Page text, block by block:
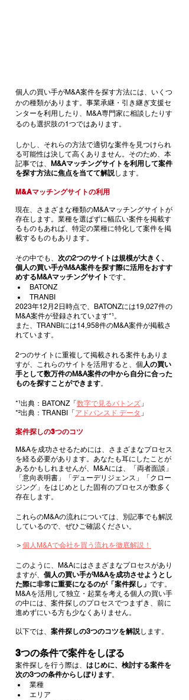
個人の買い手がM&A案件を探す方法には、いくつ
かの種類があります。事業承継・引き継ぎ支援セ
ンターを利用したり、M&A専門家に相談したりす
るのも選択肢の1つではあります。
しかし、それらの方法で適切な案件を見つけられ
る可能性は決して高くありません。そのため、本
記事では、
M&Aマッチングサイトを利用して案件
を探す方法に焦点を当てて解説します。
M&Aマッチングサイトの利用
現在、さまざまな種類のM&Aマッチングサイトが
存在します。業種を選ばずに幅広い案件を掲載す
るものもあれば、特定の業種に特化して案件を掲
載するものもあります。
その中でも、 次の2つのサイトは規模が大きく、
個人の買い手がM&A案件を探す際に活用をおすす
めするM&Aマッチングサイトです。
BATONZ
TRANBI
2023年12月2日時点で、BATONZには19,027件の
M&A案件が登録されています*¹。
また、TRANBIには14,958件のM&A案件が掲載さ
れています。
2つのサイトに重複して掲載される案件もありま
すが、これらのサイトを活用すると、個人の買い
手として数万件のM&A案件の中から自分に合った
ものを探すことができます。
*¹出典：BATONZ「 数字で見るバトンズ 」
*²出典：TRANBI「 アドバンスド データ 」
案件探しの3つのコツ
M&Aを成功させるためには、さまざまなプロセス
を経る必要があります。あなたも耳にしたことが
あるかもしれませんが、M&Aには、「両者面談」
「意向表明書」「デューデリジェンス」「クロー
ジング」をはじめとした固有のプロセスが数多く
存在します。
これらのM&Aの流れについては、別記事でも解説
しているので、ぜひご確認ください。
＞ 個人M&Aで会社を買う流れを徹底解説！
このように、M&Aにはさまざまなプロセスがあり
ますが、 個人の買い手がM&Aを成功させようとし
た際に非常に重要になるのが「案件探し」 です。
M&Aを活用して独立・起業を考える個人の買い手
の中には、案件探しのプロセスでつまずき、前に
進めずにいる方も少なくありません。
以下では、 案件探しの3つのコツを解説します。
3つの条件で案件をしぼる
案件探しを行う際は、 はじめに、検討する案件を
次の3つの条件からしぼります。
業種
エリア